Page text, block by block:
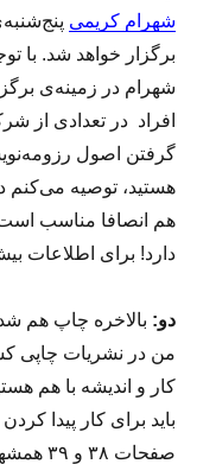
شهرام کریمی
برگزار خواهد شد. با
شهرام در زمینه‌ی
افراد در تعدادی از
گرفتن اصول
هستید، توصیه می‌کنم
هم انصافا مناسب
دارد! برای اطلاعات
دو: بالاخره چاپ هم
من در نشریات چاپی
کار و اندیشه با هم
باید برای کار پیدا